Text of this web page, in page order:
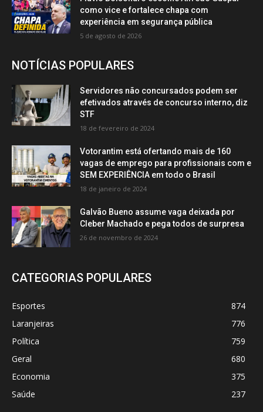
como vice e fortalece chapa com
experiência em segurança pública
5 de agosto de 2026
NOTÍCIAS POPULARES
Servidores não concursados podem ser
efetivados através de concurso interno, diz
STF
18 de fevereiro de 2024
Votorantim está ofertando mais de 160
vagas de emprego para profissionais com e
SEM EXPERIÊNCIA em todo o Brasil
18 de janeiro de 2024
Galvão Bueno assume vaga deixada por
Cleber Machado e pega todos de surpresa
26 de novembro de 2024
CATEGORIAS POPULARES
Esportes
874
Laranjeiras
776
Política
759
Geral
680
Economia
375
Saúde
237